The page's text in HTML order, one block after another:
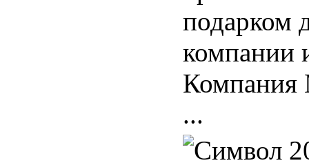
подарком
компании
Компания
...